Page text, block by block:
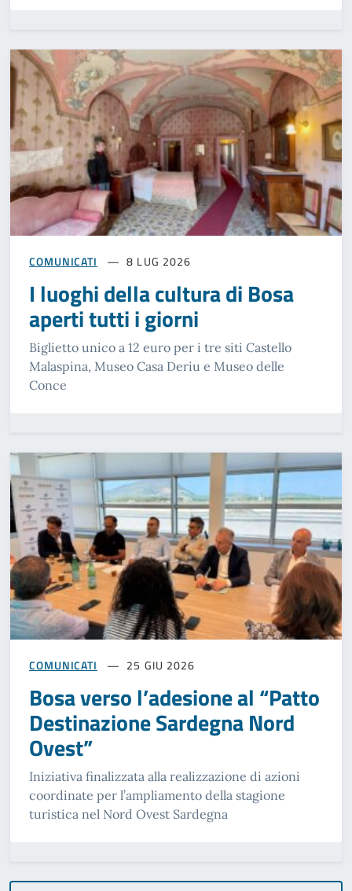
COMUNICATI 8 LUG 2026
I luoghi della cultura di Bosa
aperti tutti i giorni
Biglietto unico a 12 euro per i tre siti Castello
Malaspina, Museo Casa Deriu e Museo delle
Conce
COMUNICATI 25 GIU 2026
Bosa verso l’adesione al “Patto
Destinazione Sardegna Nord
Ovest”
Iniziativa finalizzata alla realizzazione di azioni
coordinate per l’ampliamento della stagione
turistica nel Nord Ovest Sardegna